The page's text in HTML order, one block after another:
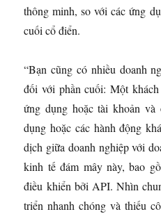
thông minh, so với các ứng
cuối cổ điển.
“Bạn cũng có nhiều doanh
đối với phần cuối: Một
ứng dụng hoặc tài khoản
dụng hoặc các hành động
dịch giữa doanh nghiệp với
kinh tế đám mây này, bao
điều khiển bởi API. Nhìn
triển nhanh chóng và thiếu